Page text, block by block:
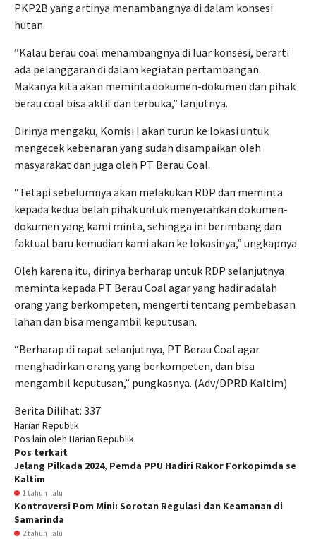
PKP2B yang artinya menambangnya di dalam konsesi
hutan.
”Kalau berau coal menambangnya di luar konsesi, berarti
ada pelanggaran di dalam kegiatan pertambangan.
Makanya kita akan meminta dokumen-dokumen dan pihak
berau coal bisa aktif dan terbuka,” lanjutnya.
Dirinya mengaku, Komisi I akan turun ke lokasi untuk
mengecek kebenaran yang sudah disampaikan oleh
masyarakat dan juga oleh PT Berau Coal.
“Tetapi sebelumnya akan melakukan RDP dan meminta
kepada kedua belah pihak untuk menyerahkan dokumen-
dokumen yang kami minta, sehingga ini berimbang dan
faktual baru kemudian kami akan ke lokasinya,” ungkapnya.
Oleh karena itu, dirinya berharap untuk RDP selanjutnya
meminta kepada PT Berau Coal agar yang hadir adalah
orang yang berkompeten, mengerti tentang pembebasan
lahan dan bisa mengambil keputusan.
“Berharap di rapat selanjutnya, PT Berau Coal agar
menghadirkan orang yang berkompeten, dan bisa
mengambil keputusan,” pungkasnya. (Adv/DPRD Kaltim)
Berita Dilihat: 337
Harian Republik
Pos lain oleh Harian Republik
Pos terkait
Jelang Pilkada 2024, Pemda PPU Hadiri Rakor Forkopimda se
Kaltim
1 tahun lalu
Kontroversi Pom Mini: Sorotan Regulasi dan Keamanan di
Samarinda
2 tahun lalu